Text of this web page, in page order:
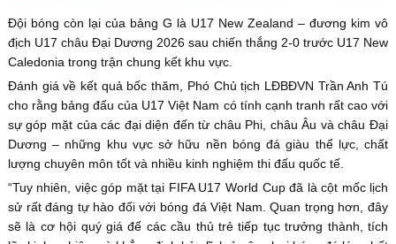
Đội bóng còn lại của bảng G là U17 New Zealand – đương kim vô
địch U17 châu Đại Dương 2026 sau chiến thắng 2-0 trước U17 New
Caledonia trong trận chung kết khu vực.
Đánh giá về kết quả bốc thăm, Phó Chủ tịch LĐBĐVN Trần Anh Tú
cho rằng bảng đấu của U17 Việt Nam có tính cạnh tranh rất cao với
sự góp mặt của các đại diện đến từ châu Phi, châu Âu và châu Đại
Dương – những khu vực sở hữu nền bóng đá giàu thể lực, chất
lượng chuyên môn tốt và nhiều kinh nghiệm thi đấu quốc tế.
“Tuy nhiên, việc góp mặt tại FIFA U17 World Cup đã là cột mốc lịch
sử rất đáng tự hào đối với bóng đá Việt Nam. Quan trọng hơn, đây
sẽ là cơ hội quý giá để các cầu thủ trẻ tiếp tục trưởng thành, tích